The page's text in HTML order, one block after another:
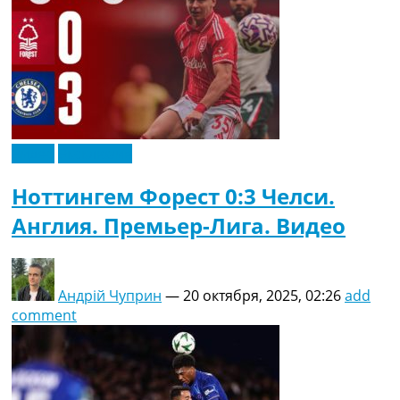
Ноттингем Форест 0:3 Челси.
Англия. Премьер-Лига. Видео
Андрій Чуприн —20 октября, 2025, 02:26add
comment